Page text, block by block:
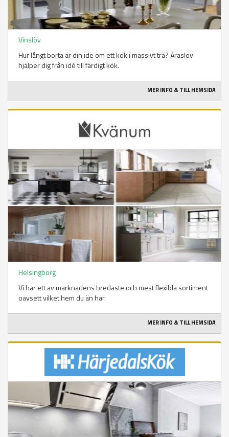
Vinslöv
Hur långt borta är din ide om ett kök i massivt trä? Åraslöv
hjälper dig från idé till färdigt kök.
MER INFO & TILL HEMSIDA
Helsingborg
Vi har ett av marknadens bredaste och mest flexibla sortiment
oavsett vilket hem du än har.
MER INFO & TILL HEMSIDA